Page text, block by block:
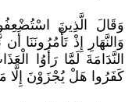
وَقَالَ الَّذِينَ
وَالنَّهَارِ إِذْ تَأْمُرُونَنَا
النَّدَامَةَ لَمَّا رَأَوُا
كَفَرُوا هَلْ يُجْزَوْنَ إِلَّا مَا